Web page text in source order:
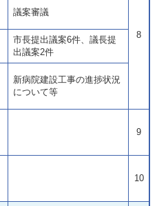
8
議案審議
市長提出議案6件、議長提
出議案2件
新病院建設工事の進捗状況
について等
9
10